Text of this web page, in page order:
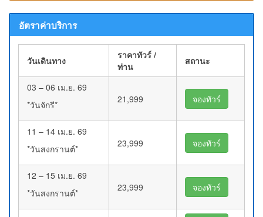
อัตราค่าบริการ
วันเดินทาง
ราคาทัวร์ /
ท่าน
สถานะ
03 – 06 เม.ย. 69
*วันจักรี*
21,999 จองทัวร์
11 – 14 เม.ย. 69
*วันสงกรานต์*
23,999 จองทัวร์
12 – 15 เม.ย. 69
*วันสงกรานต์*
23,999 จองทัวร์